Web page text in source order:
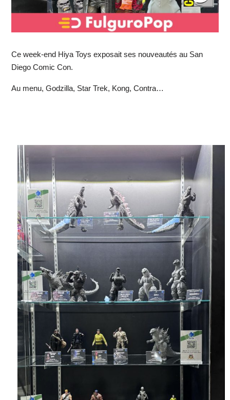
Ce week-end Hiya Toys exposait ses nouveautés au San
Diego Comic Con.
Au menu, Godzilla, Star Trek, Kong, Contra…